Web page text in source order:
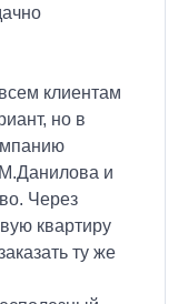
клиентам
но в
и
Через
квартиру
ту же